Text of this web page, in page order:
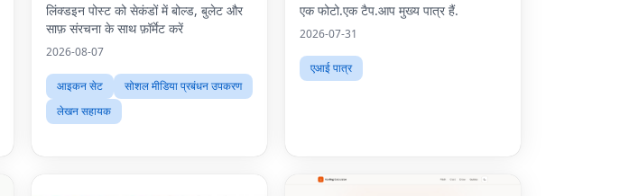
लिंक्डइन पोस्ट को सेकंडों में बोल्ड, बुलेट और
साफ़ संरचना के साथ फ़ॉर्मेट करें
2026-08-07
आइकन सेट
सोशल मीडिया प्रबंधन उपकरण
लेखन सहायक
एक फोटो.एक टैप.आप मुख्य पात्र हैं.
2026-07-31
एआई पात्र